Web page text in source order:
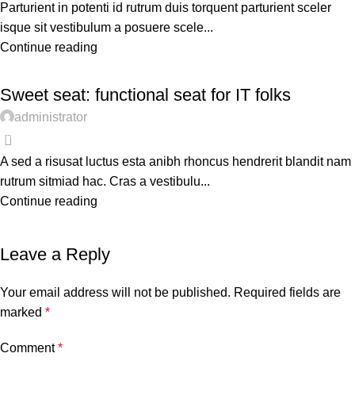
Parturient in potenti id rutrum duis torquent parturient sceler
isque sit vestibulum a posuere scele...
Continue reading
Sweet seat: functional seat for IT folks
administrator
0
A sed a risusat luctus esta anibh rhoncus hendrerit blandit nam
rutrum sitmiad hac. Cras a vestibulu...
Continue reading
Leave a Reply
Your email address will not be published. Required fields are
marked *
Comment*